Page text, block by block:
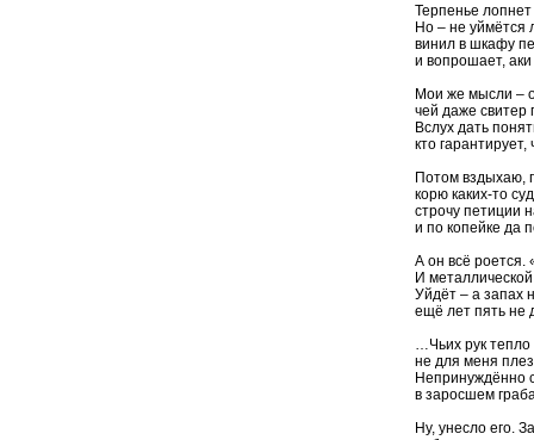
Терпенье
Но – не уймётся
винил в шкафу
и вопрошает,
Мои же мысли –
чей даже свитер
Вслух дать
кто
Потом вздыхаю,
корю каких-то
строчу петиции
и по копейке да
А он всё
И
Уйдёт – а запах
ещё лет пять не
…Чьих рук тепло
не для меня
Непринуждённо
в заросшем
Ну, унесло его.